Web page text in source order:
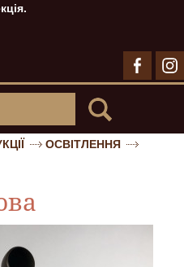
ОСВІТЛЕННЯ